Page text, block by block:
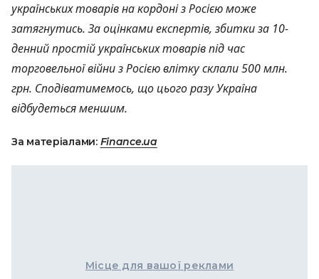
українських товарів на кордоні з Росією може
затягнутись. За оцінками експертів, збитки за 10-
денний простій українських товарів під час
торговельної війни з Росією влітку склали 500 млн.
грн. Сподіватимемось, що цього разу Україна
відбудеться меншим.
За матеріалами: Finance.ua
Місце для вашої реклами